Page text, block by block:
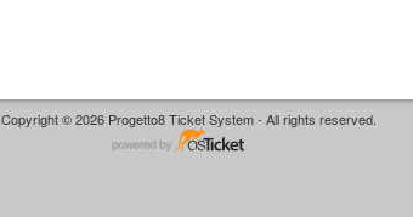
Copyright © 2026 Progetto8 Ticket System - All rights reserved.